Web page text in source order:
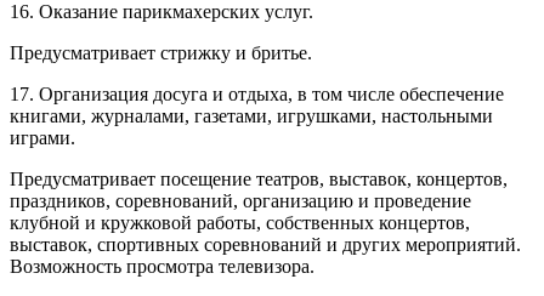
16. Оказание парикмахерских услуг.
Предусматривает стрижку и бритье.
17. Организация досуга и отдыха, в том числе обеспечение
книгами, журналами, газетами, игрушками, настольными
играми.
Предусматривает посещение театров, выставок, концертов,
праздников, соревнований, организацию и проведение
клубной и кружковой работы, собственных концертов,
выставок, спортивных соревнований и других мероприятий.
Возможность просмотра телевизора.